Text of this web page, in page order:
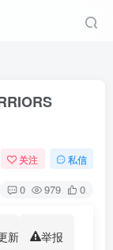
关注 私信
0 979 0
新 举报